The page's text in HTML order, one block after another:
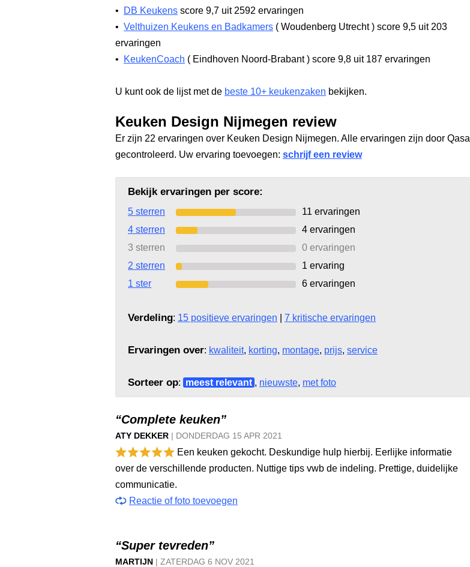
•
DB Keukens score 9,7 uit 2592 ervaringen
• Velthuizen Keukens en Badkamers ( Woudenberg Utrecht) score 9,5 uit 203
ervaringen
•
KeukenCoach ( Eindhoven Noord-Brabant) score 9,8 uit 187 ervaringen
U kunt ook de lijst met de beste 10+ keukenzaken bekijken.
Keuken Design Nijmegen review
Er zijn 22 ervaringen over Keuken Design Nijmegen. Alle ervaringen zijn door Qasa
gecontroleerd. Uw ervaring toevoegen: schrijf een review
Bekijk ervaringen per score:
5 sterren 11 ervaringen
4 sterren
4 ervaringen
3 sterren
0 ervaringen
2 sterren
1 ervaring
1 ster
6 ervaringen
Verdeling: 15 positieve ervaringen 7 kritische ervaringen
Ervaringen over: kwaliteit, korting, montage, prijs, service
Sorteer op: meest relevant , nieuwste, met foto
“Complete keuken”
ATY DEKKER | DONDERDAG 15 APR 2021
Een keuken gekocht. Deskundige hulp hierbij. Eerlijke informatie
over de verschillende producten. Nuttige tips vwb de indeling. Prettige, duidelijke
communicatie.
Reactie of foto toevoegen
“Super tevreden”
MARTIJN | ZATERDAG 6 NOV 2021